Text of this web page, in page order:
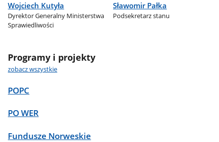
Wojciech Kutyła
Dyrektor Generalny Ministerstwa
Sprawiedliwości
Sławomir Pałka
Podsekretarz stanu
Programy i projekty
zobacz wszystkie
POPC
PO WER
Fundusze Norweskie